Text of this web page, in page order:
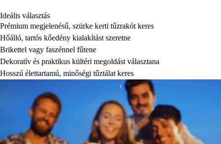
Ideális választás
Prémium megjelenésű, szürke kerti tűzrakót keres
Hőálló, tartós kőedény kialakítást szeretne
Brikettel vagy faszénnel fűtene
Dekoratív és praktikus kültéri megoldást választana
Hosszú élettartamú, minőségi tűztálat keres